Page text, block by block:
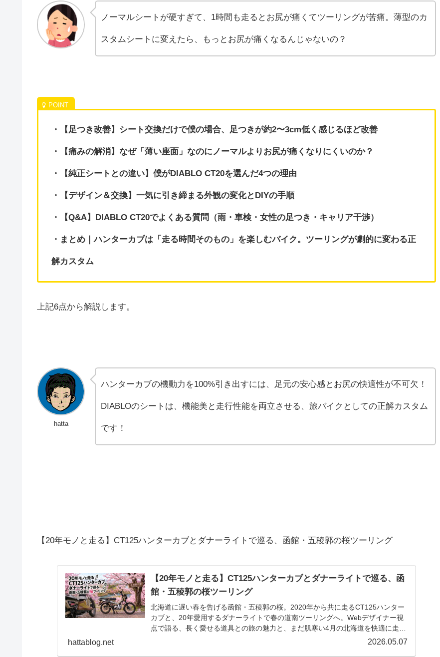
ノーマルシートが硬すぎて、1時間も走るとお尻が痛くてツーリングが苦痛。薄型のカ
スタムシートに変えたら、もっとお尻が痛くなるんじゃないの？
・【足つき改善】シート交換だけで僕の場合、足つきが約2〜3cm低く感じるほど改善
・【痛みの解消】なぜ「薄い座面」なのにノーマルよりお尻が痛くなりにくいのか？
・【純正シートとの違い】僕がDIABLO CT20を選んだ4つの理由
・【デザイン＆交換】一気に引き締まる外観の変化とDIYの手順
・【Q&A】DIABLO CT20でよくある質問（雨・車検・女性の足つき・キャリア干渉）
・まとめ｜ハンターカブは「走る時間そのもの」を楽しむバイク。ツーリングが劇的に変わる正
解カスタム
上記6点から解説します。
hatta
ハンターカブの機動力を100%引き出すには、足元の安心感とお尻の快適性が不可欠！
DIABLOのシートは、機能美と走行性能を両立させる、旅バイクとしての正解カスタム
です！
【20年モノと走る】CT125ハンターカブとダナーライトで巡る、函館・五稜郭の桜ツーリング
【20年モノと走る】CT125ハンターカブとダナーライトで巡る、函
館・五稜郭の桜ツーリング
北海道に遅い春を告げる函館・五稜郭の桜。2020年から共に走るCT125ハンター
カブと、20年愛用するダナーライトで春の道南ツーリングへ。Webデザイナー視
点で語る、長く愛せる道具との旅の魅力と、まだ肌寒い4月の北海道を快適に走る
hattablog.net 2026.05.07